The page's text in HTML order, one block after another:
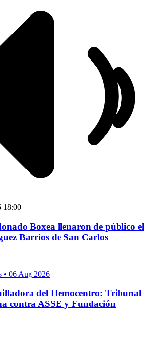
18:00
Boxea llenaron de público el
Barrios de San Carlos
• 06 Aug 2026
del Hemocentro: Tribunal
contra ASSE y Fundación